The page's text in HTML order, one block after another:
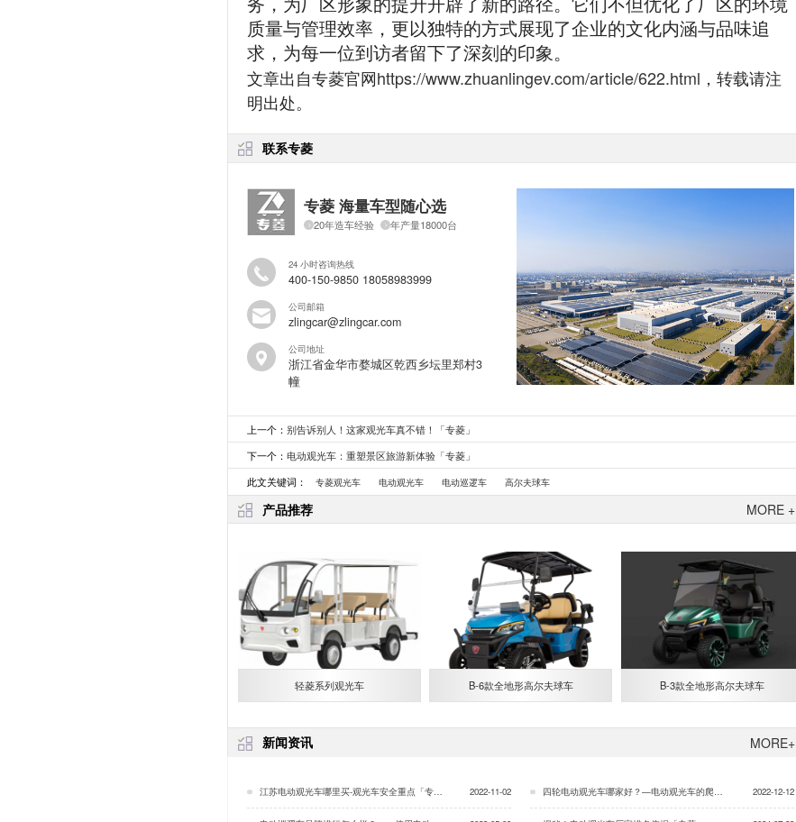
质量与管理效率，更以独特的方式展现了企业的文化内涵与品味追
求，为每一位到访者留下了深刻的印象。
文章出自专菱官网https://www.zhuanlingev.com/article/622.html ，转载请注
明出处。
联系专菱
专菱 海量车型随心选
20年造车经验 年产量18000台
24 小时咨询热线
400-150-9850 18058983999
公司邮箱
zlingcar@zlingcar.com
公司地址
浙江省金华市婺城区乾西乡坛里郑村3
幢
上一个： 别告诉别人！这家观光车真不错！「专菱」
下一个： 电动观光车：重塑景区旅游新体验「专菱」
此文关键词：
专菱观光车 电动观光车 电动巡逻车 高尔夫球车
产品推荐 MORE +
轻菱系列观光车 B-6款全地形高尔夫球车 B-3款全地形高尔夫球车
新闻资讯 MORE+
江苏电动观光车哪里买-观光车安全重点「专菱」… 2022-11-02 四轮电动观光车哪家好？—电动观光车的爬坡能力怎么样？[专菱]… 2022-12-12